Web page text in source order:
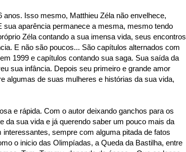
Isso mesmo, Matthieu Zéla não envelhece,
sua aparência permanece a mesma, mesmo tendo
Zéla contando a sua imensa vida, seus encontros
E não são poucos... São capítulos alternados com
1999 e capítulos contando sua saga. Sua saída da
sua infância. Depois seu primeiro e grande amor
algumas de suas mulheres e histórias da sua vida,
e rápida. Com o autor deixando ganchos para os
sua vida e já querendo saber um pouco mais da
sempre com alguma pitada de fatos
o inicio das Olimpíadas, a Queda da Bastilha, entre